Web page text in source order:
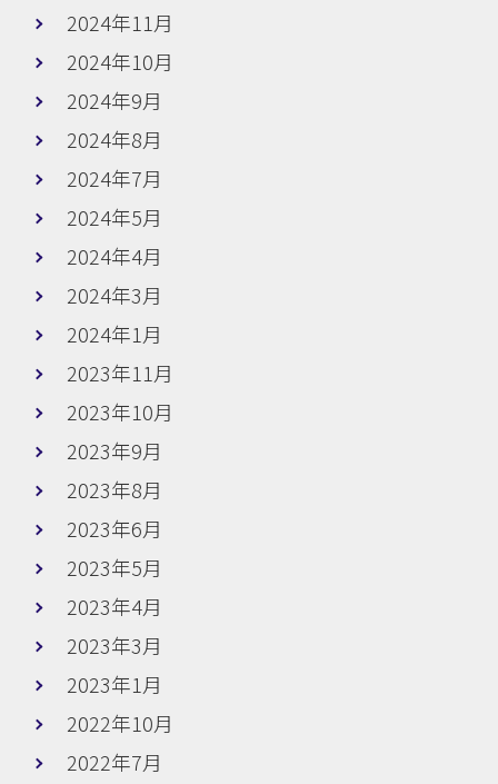
2024年11月
2024年10月
2024年9月
2024年8月
2024年7月
2024年5月
2024年4月
2024年3月
2024年1月
2023年11月
2023年10月
2023年9月
2023年8月
2023年6月
2023年5月
2023年4月
2023年3月
2023年1月
2022年10月
2022年7月